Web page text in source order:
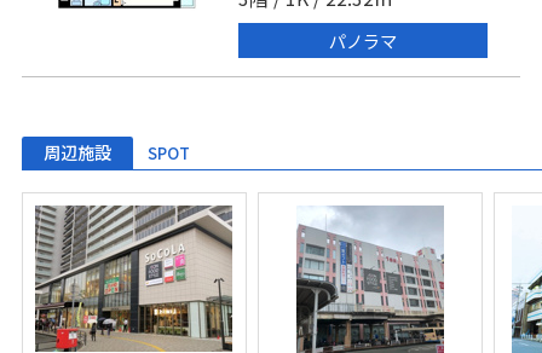
パノラマ
周辺施設 SPOT